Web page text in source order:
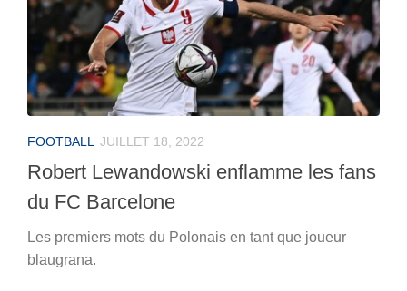
FOOTBALL JUILLET 18, 2022
Robert Lewandowski enflamme les fans
du FC Barcelone
Les premiers mots du Polonais en tant que joueur
blaugrana.